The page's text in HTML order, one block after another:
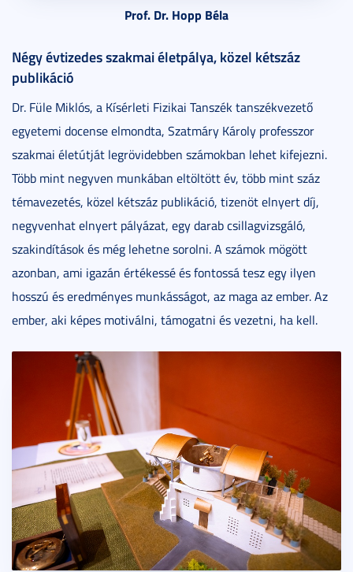
Prof. Dr. Hopp Béla
Négy évtizedes szakmai életpálya, közel kétszáz
publikáció
Dr. Füle Miklós, a Kísérleti Fizikai Tanszék tanszékvezető
egyetemi docense elmondta, Szatmáry Károly professzor
szakmai életútját legrövidebben számokban lehet kifejezni.
Több mint negyven munkában eltöltött év, több mint száz
témavezetés, közel kétszáz publikáció, tizenöt elnyert díj,
negyvenhat elnyert pályázat, egy darab csillagvizsgáló,
szakindítások és még lehetne sorolni. A számok mögött
azonban, ami igazán értékessé és fontossá tesz egy ilyen
hosszú és eredményes munkásságot, az maga az ember. Az
ember, aki képes motiválni, támogatni és vezetni, ha kell.